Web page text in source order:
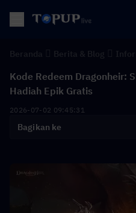
Kode Redeem Dragonheir:
Hadiah Epik Gratis
2026-07-02 09:45:31
Bagikan ke